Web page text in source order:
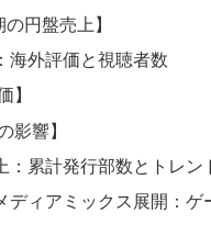
の円盤売上】
海外評価と視聴者数
】
影響】
：累計発行部数とトレン
ディアミックス展開：ゲ